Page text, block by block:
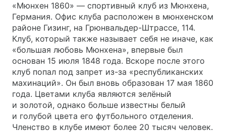
«Мюнхен 1860» — спортивный клуб из Мюнхена,
Германия. Офис клуба расположен в мюнхенском
районе Гизинг, на Грюнвальдер-Штрассе, 114.
Клуб, который также называет себя не иначе, как
«большая любовь Мюнхена», впервые был
основан 15 июля 1848 года. Вскоре после этого
клуб попал под запрет из-за «республиканских
махинаций». Он был вновь образован 17 мая 1860
года. Цветами клуба являются зелёный
и золотой, однако больше известны белый
и голубой цвета его футбольного отделения.
Членство в клубе имеют более 20 тысяч человек.